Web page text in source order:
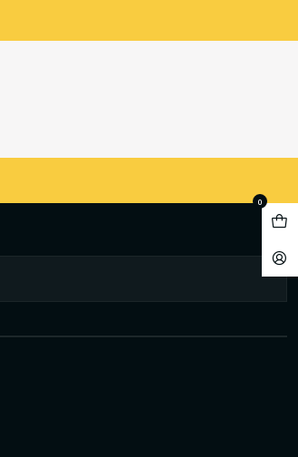
0
NEGRA N°40
BUFALO